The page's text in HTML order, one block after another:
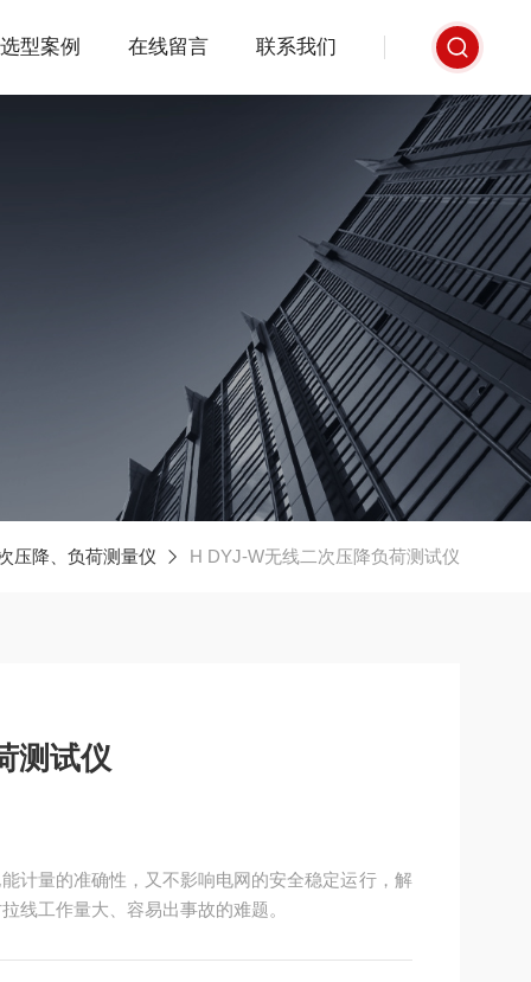
选型案例 在线留言 联系我们
压降、负荷测量仪 H DYJ-W无线二次压降负荷测试仪
测试仪
计量的准确性，又不影响电网的安全稳定运行，解
线工作量大、容易出事故的难题。